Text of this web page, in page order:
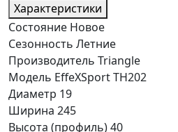
Характеристики
Состояние Новое
Сезонность Летние
Производитель Triangle
Модель EffeXSport TH202
Диаметр 19
Ширина 245
Высота (профиль)40